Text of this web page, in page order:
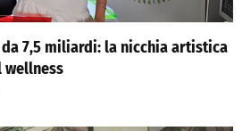
7,5 miliardi: la nicchia artistica
wellness